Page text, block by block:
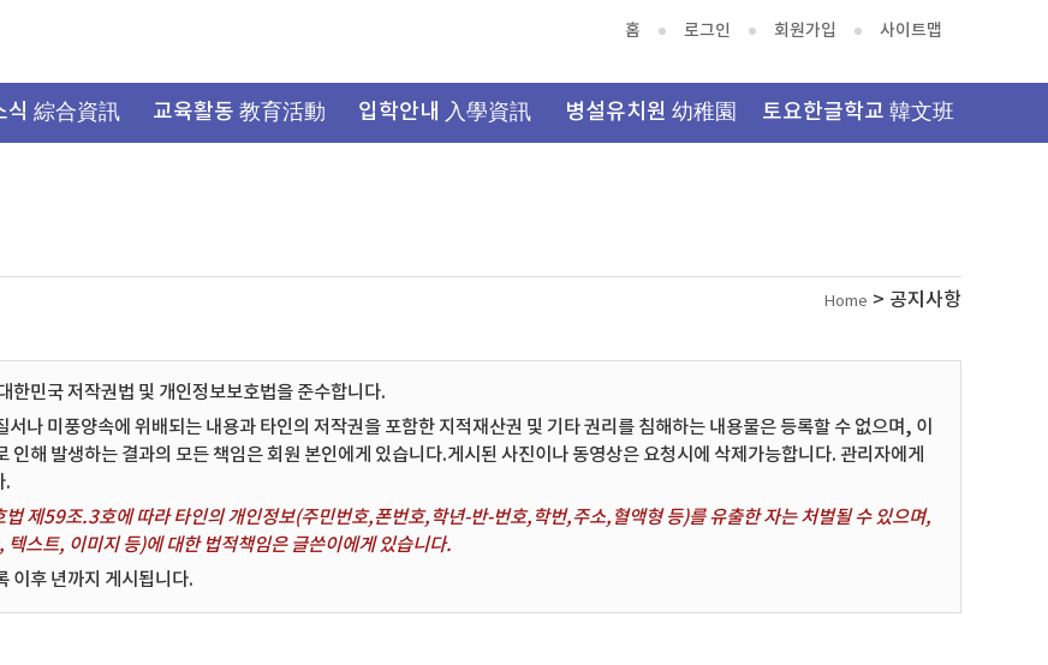
홈 로그인 회원가입 사이트맵
식 綜合資訊 교육활동 教育活動 입학안내 入學資訊 병설유치원 幼稚園 토요한글학교 韓文班
Home > 공지사항
한민국 저작권법 및 개인정보보호법을 준수합니다.
서나 미풍양속에 위배되는 내용과 타인의 저작권을 포함한 지적재산권 및 기타 권리를 침해하는 내용물은 등록할 수 없으며, 이
인해 발생하는 결과의 모든 책임은 회원 본인에게 있습니다.게시된 사진이나 동영상은 요청시에 삭제가능합니다. 관리자에게
.
법 제59조.3호에 따라 타인의 개인정보(주민번호,폰번호,학년-반-번호,학번,주소,혈액형 등)를 유출한 자는 처벌될 수 있으며,
텍스트, 이미지 등)에 대한 법적책임은 글쓴이에게 있습니다.
이후 년까지 게시됩니다.